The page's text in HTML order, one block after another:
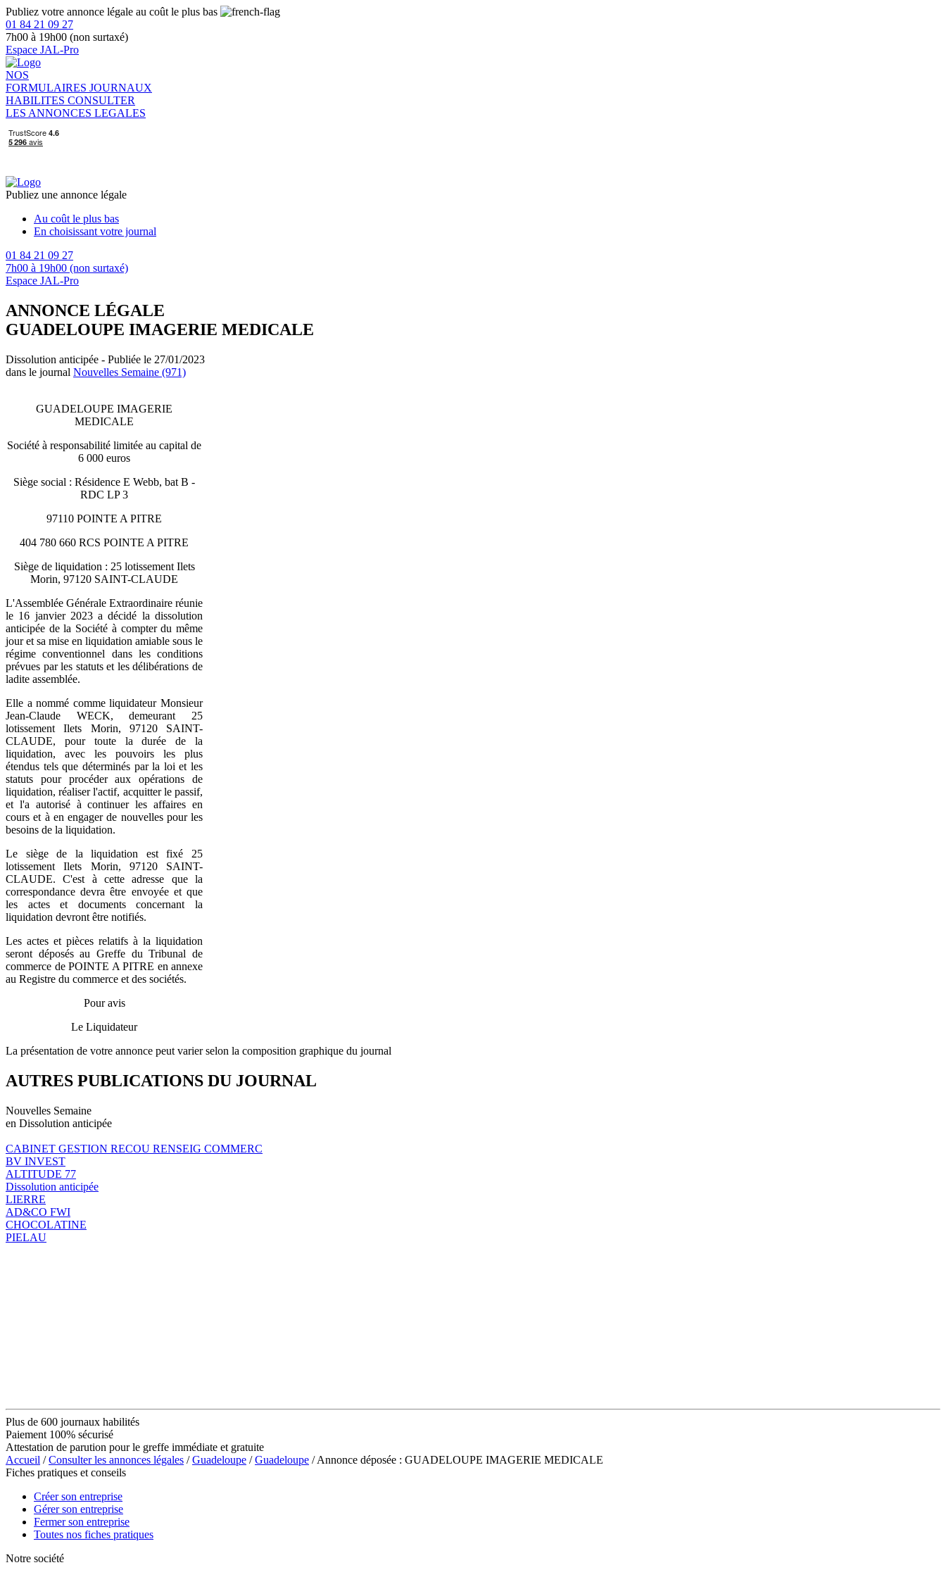
Publiez votre annonce légale au coût le plus bas
01 84 21 09 27
7h00 à 19h00 (non surtaxé)
Espace JAL-Pro
NOS
FORMULAIRES JOURNAUX
HABILITES CONSULTER
LES ANNONCES LEGALES
Publiez une annonce légale
Au coût le plus bas
En choisissant votre journal
01 84 21 09 27
7h00 à 19h00 (non surtaxé)
Espace JAL-Pro
ANNONCE LÉGALE
GUADELOUPE IMAGERIE MEDICALE
Dissolution anticipée - Publiée le 27/01/2023
dans le journal Nouvelles Semaine (971)
GUADELOUPE IMAGERIE
MEDICALE
Société à responsabilité limitée au capital de
6 000 euros
Siège social : Résidence E Webb, bat B -
RDC LP 3
97110 POINTE A PITRE
404 780 660 RCS POINTE A PITRE
Siège de liquidation : 25 lotissement Ilets
Morin, 97120 SAINT-CLAUDE
L'Assemblée Générale Extraordinaire réunie
le 16 janvier 2023 a décidé la dissolution
anticipée de la Société à compter du même
jour et sa mise en liquidation amiable sous le
régime conventionnel dans les conditions
prévues par les statuts et les délibérations de
ladite assemblée.
Elle a nommé comme liquidateur Monsieur
Jean-Claude WECK, demeurant 25
lotissement Ilets Morin, 97120 SAINT-
CLAUDE, pour toute la durée de la
liquidation, avec les pouvoirs les plus
étendus tels que déterminés par la loi et les
statuts pour procéder aux opérations de
liquidation, réaliser l'actif, acquitter le passif,
et l'a autorisé à continuer les affaires en
cours et à en engager de nouvelles pour les
besoins de la liquidation.
Le siège de la liquidation est fixé 25
lotissement Ilets Morin, 97120 SAINT-
CLAUDE. C'est à cette adresse que la
correspondance devra être envoyée et que
les actes et documents concernant la
liquidation devront être notifiés.
Les actes et pièces relatifs à la liquidation
seront déposés au Greffe du Tribunal de
commerce de POINTE A PITRE en annexe
au Registre du commerce et des sociétés.
Pour avis
Le Liquidateur
La présentation de votre annonce peut varier selon la composition graphique du journal
AUTRES PUBLICATIONS DU JOURNAL
Nouvelles Semaine
en Dissolution anticipée
CABINET GESTION RECOU RENSEIG COMMERC
BV INVEST
ALTITUDE 77
Dissolution anticipée
LIERRE
AD&CO FWI
CHOCOLATINE
PIELAU
Plus de 600 journaux habilités
Paiement 100% sécurisé
Attestation de parution pour le greffe immédiate et gratuite
Accueil /Consulter les annonces légales /Guadeloupe /Guadeloupe / Annonce déposée : GUADELOUPE IMAGERIE MEDICALE
Fiches pratiques et conseils
Créer son entreprise
Gérer son entreprise
Fermer son entreprise
Toutes nos fiches pratiques
Notre société